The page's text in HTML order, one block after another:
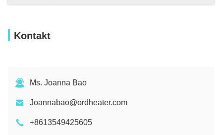
Kontakt
Ms. Joanna Bao
Joannabao@ordheater.com
+8613549425605